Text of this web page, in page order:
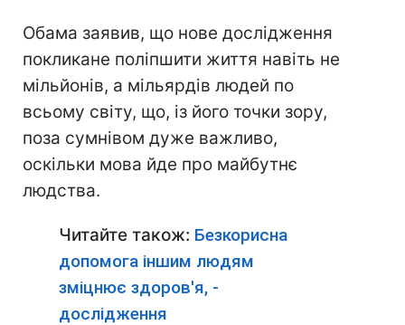
Обама заявив, що нове дослідження
покликане поліпшити життя навіть не
мільйонів, а мільярдів людей по
всьому світу, що, із його точки зору,
поза сумнівом дуже важливо,
оскільки мова йде про майбутнє
людства.
Читайте також: Безкорисна
допомога іншим людям
зміцнює здоров'я, -
дослідження